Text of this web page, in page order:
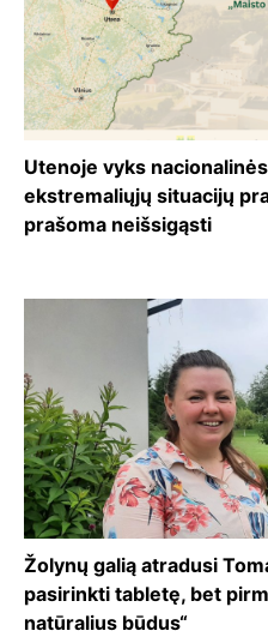
Utenoje vyks
ekstremaliųjų situacijų
prašoma neišsigąsti
Žolynų galią atradusi
pasirinkti tabletę, bet
natūralius būdus“